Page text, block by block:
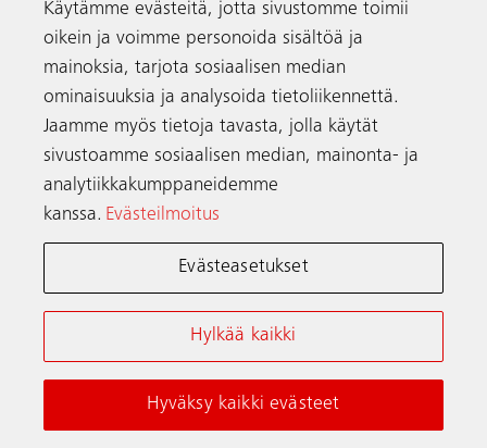
Energiatehokkuusluokka A
Energiatehokkuuden parantaminen on tärkeää hissien ja
rakennusten ympäristövaikutusten vähentämiseksi.
Regeneratiiviset moottorit, LED-valaistus ja valmiustila (kun
hissi on parkissa) ovat kaikki vakiovarusteina Schindler 7000 -
hisseissä – auttaen saavuttamaan ISO 25745-2:n mukaisen
korkeimman energiatehokkuusluokan.
* Luokitus perustuu aina asiakkaan kokoonpanoon. Käyttötapa, kuormitus,
asiakaskohtaiset vaihtoehdot ja kohteen olosuhteet vaikuttavat lopulliseen arvioon.
Käytämme evästeitä, jotta sivustomme toimii
oikein ja voimme personoida sisältöä ja
mainoksia, tarjota sosiaalisen median
ominaisuuksia ja analysoida tietoliikennettä.
Jaamme myös tietoja tavasta, jolla käytät
sivustoamme sosiaalisen median, mainonta- ja
analytiikkakumppaneidemme
kanssa. Evästeilmoitus
Evästeasetukset
Hylkää kaikki
Hyväksy kaikki evästeet